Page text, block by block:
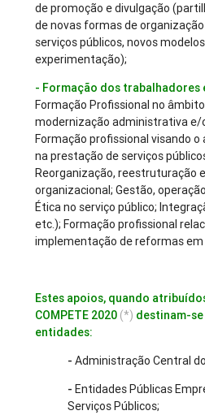
de promoção e divulgação
de novas formas de
serviços públicos, novos
experimentação);
- Formação dos trabalhadores
Formação Profissional no
modernização administrativa e/
Formação profissional visando
na prestação de serviços
Reorganização, reestruturação
organizacional; Gestão,
Ética no serviço público;
etc.); Formação profissional
implementação de reformas em
Estes apoios, quando
COMPETE 2020 (*) destinam-
entidades:
- Administração Central
- Entidades Públicas
Serviços Públicos;